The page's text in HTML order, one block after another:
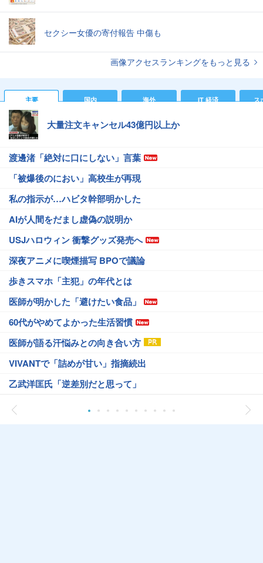
セクシー女優の寄付報告 中傷も
画像アクセスランキングをもっと見る
主要 国内 海外 IT 経済 ス
大量注文キャンセル43億円以上か
渡邊渚「絶対に口にしない」言葉
「被爆後のにおい」高校生が再現
私の指示が…ハビタ幹部明かした
AIが人間をだまし虚偽の説明か
USJハロウィン 衝撃グッズ発売へ
深夜アニメに喫煙描写 BPOで議論
歩きスマホ「主犯」の年代とは
医師が明かした「避けたい食品」
60代がやめてよかった生活習慣
医師が語る汗悩みとの向き合い方
VIVANTで「詰めが甘い」指摘続出
乙武洋匡氏「逆差別だと思って」